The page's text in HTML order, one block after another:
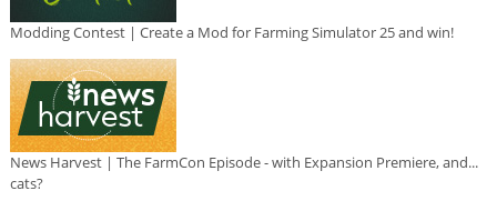
Modding Contest | Create a Mod for Farming Simulator 25 and win!
News Harvest | The FarmCon Episode - with Expansion Premiere, and...
cats?